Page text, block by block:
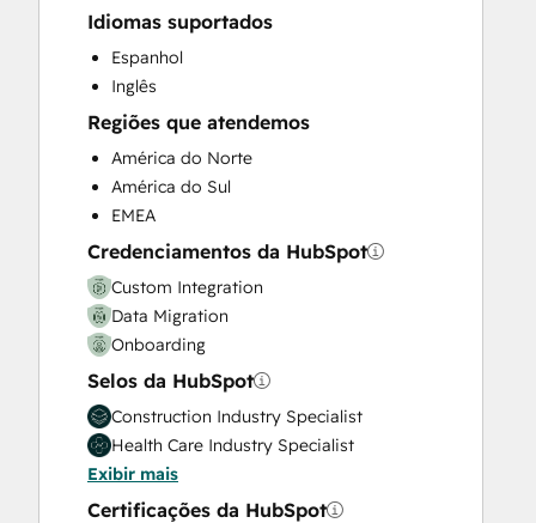
Paid Advertising
Programmable Automation
Sales and Marketing Alignment
Sales Coaching and Training
Sales Enablement
Search Engine Optimization
Social Media
Video Production
Website Design
Website Development
Website Migration
Idiomas suportados
Espanhol
Inglês
Regiões que atendemos
América do Norte
América do Sul
EMEA
Credenciamentos da HubSpot
Custom Integration
Data Migration
Onboarding
Selos da HubSpot
Construction Industry Specialist
Health Care Industry Specialist
Exibir mais
Certificações da HubSpot